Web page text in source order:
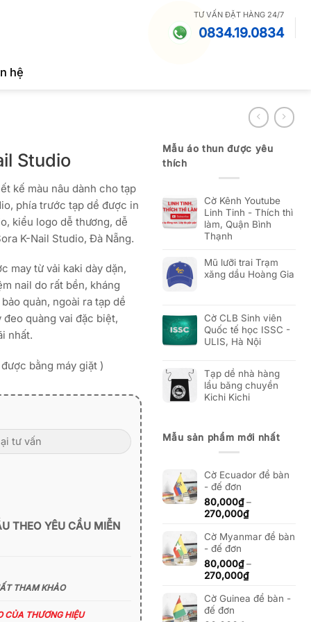
TƯ VẤN ĐẶT HÀNG 24/7
0834.19.0834
hệ
Studio
kế màu nâu dành cho tạp
phía trước tạp dề được in
kiểu logo dễ thương, dễ
K-Nail Studio, Đà Nẵng.
may từ vải kaki dày dặn,
nail do rất bền, kháng
quản, ngoài ra tạp dề
quàng vai đặc biệt,
nhất.
bằng máy giặt )
THEO YÊU CẦU MIỄN
THAM KHẢO
CỦA THƯƠNG HIỆU
Mẫu áo thun được yêu
thích
Cờ Kênh Youtube
Linh Tinh - Thích thì
làm, Quận Bình
Thạnh
Mũ lưỡi trai Trạm
xăng dầu Hoàng Gia
Cờ CLB Sinh viên
Quốc tế học ISSC -
ULIS, Hà Nội
Tạp dề nhà hàng
lẩu băng chuyền
Kichi Kichi
Mẫu sản phẩm mới nhất
Cờ Ecuador để bàn
- đế đơn
80,000₫ –
270,000₫Khoảng
từ
270,000₫
Cờ Myanmar để bàn
- đế đơn
80,000₫ –
270,000₫Khoảng
từ
Cờ Guinea để bàn -
đế đơn